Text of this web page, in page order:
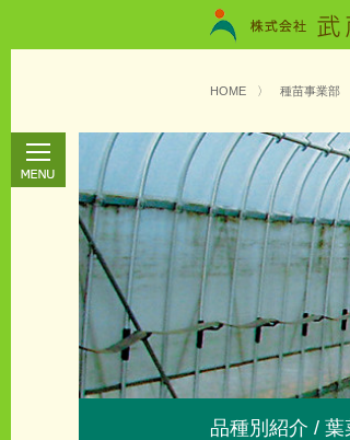
HOME 〉 種苗事業部
品種別紹介 /